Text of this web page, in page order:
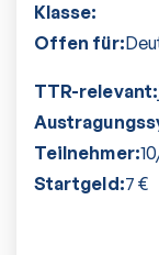
Klasse:
Offen für:
TTR-relevant:
Teilnehmer:10
Startgeld:7 €